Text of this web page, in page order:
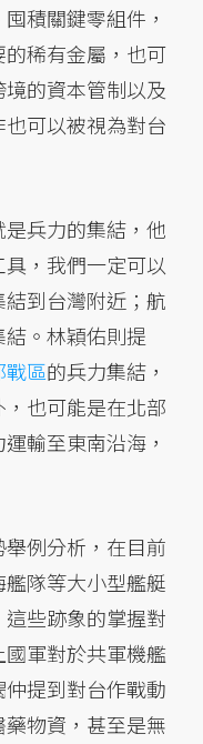
積關鍵零組件，
稀有金屬，也可
的資本管制以及
可以被視為對台
兵力的集結，他
，我們一定可以
到台灣附近；航
。林穎佑則提
戰區的兵力集結，
也可能是在北部
輸至東南沿海，
例分析，在目前
艦隊等大小型艦艇
些跡象的掌握對
軍對於共軍機艦
提到對台作戰動
物資，甚至是無